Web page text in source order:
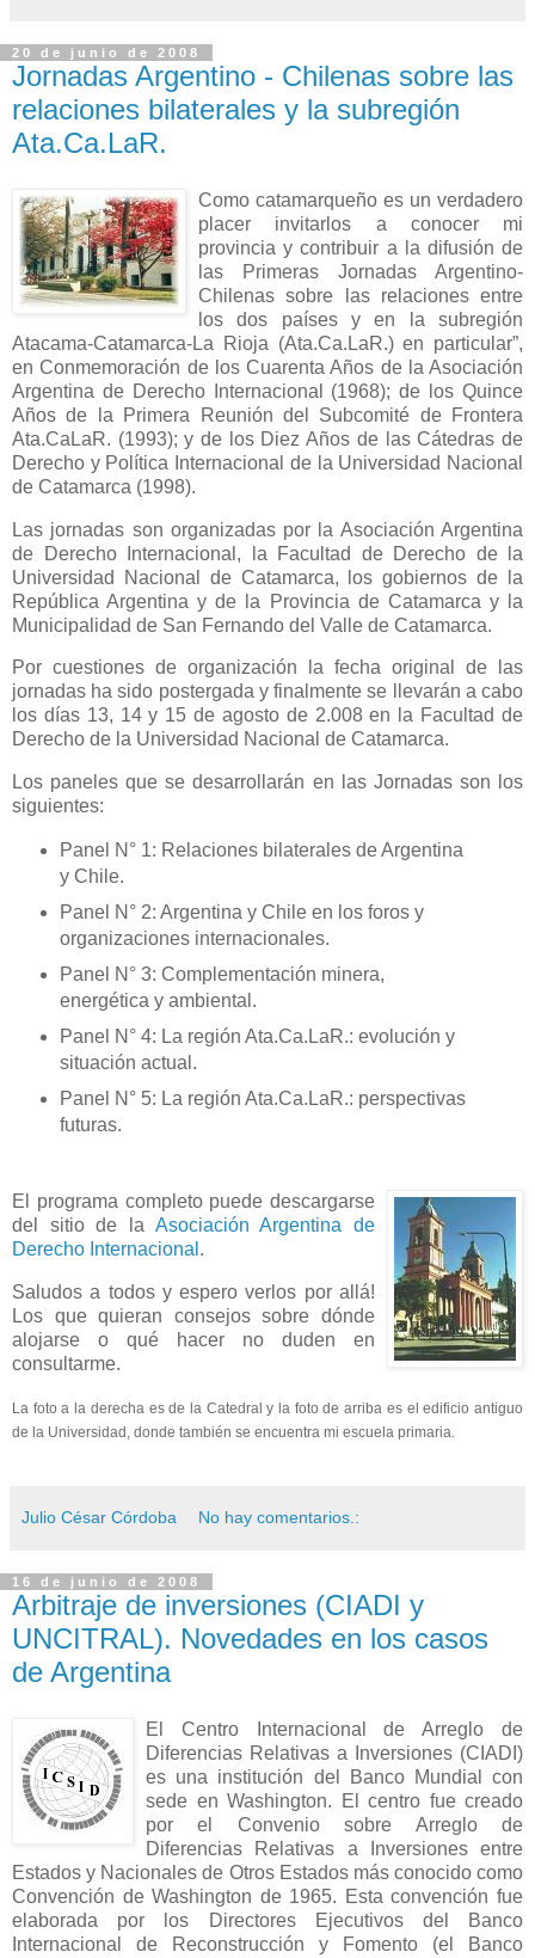
20 de junio de 2008
Jornadas Argentino - Chilenas sobre las
relaciones bilaterales y la subregión
Ata.Ca.LaR.
Como catamarqueño es un verdadero
placer invitarlos a conocer mi
provincia y contribuir a la difusión de
las Primeras Jornadas Argentino-
Chilenas sobre las relaciones entre
los dos países y en la subregión
Atacama-Catamarca-La Rioja (Ata.Ca.LaR.) en particular”,
en Conmemoración de los Cuarenta Años de la Asociación
Argentina de Derecho Internacional (1968); de los Quince
Años de
la Primera Reunión del Subcomité de Frontera
Ata.CaLaR. (1993); y de los Diez Años de las Cátedras de
Derecho y Política Internacional de la Universidad Nacional
de Catamarca (1998).
Las jornadas son organizadas por la Asociación Argentina
de Derecho Internacional,
la Facultad de Derecho de
la
Universidad Nacional
de Catamarca, los gobiernos de
la
República Argentina y de la Provincia de Catamarca y
la
Municipalidad de San Fernando del Valle de Catamarca.
Por cuestiones de organización la fecha original de las
jornadas ha sido postergada y finalmente se llevarán a cabo
los días 13, 14 y 15 de agosto de 2.008 en
la Facultad de
Derecho de la Universidad Nacional de Catamarca.
Los paneles que se desarrollarán en las Jornadas son los
siguientes:
Panel N° 1: Relaciones bilaterales de Argentina
y Chile.
Panel N° 2: Argentina y Chile en los foros y
organizaciones internacionales.
Panel N° 3: Complementación minera,
energética y ambiental.
Panel N° 4: La región Ata.Ca.LaR.: evolución y
situación actual.
Panel N° 5: La región Ata.Ca.LaR.: perspectivas
futuras.
El programa completo puede descargarse
del sitio de
la Asociación Argentina de
Derecho Internacional .
Saludos a todos y espero verlos por allá!
Los que quieran consejos sobre dónde
alojarse o qué hacer no duden en
consultarme.
La foto a la derecha es de la Catedral y la foto de arriba es el edificio antiguo
de la Universidad, donde también se encuentra mi escuela primaria.
Julio César Córdoba No hay comentarios.:
16 de junio de 2008
Arbitraje de inversiones (CIADI y
UNCITRAL). Novedades en los casos
de Argentina
El Centro Internacional de Arreglo de
Diferencias Relativas a Inversiones (CIADI)
es una institución del Banco Mundial con
sede en Washington. El centro fue creado
por el Convenio sobre Arreglo de
Diferencias Relativas a Inversiones entre
Estados y Nacionales de Otros Estados más conocido como
Convención de Washington de 1965. Esta convención fue
elaborada por los Directores Ejecutivos del Banco
Internacional de Reconstrucción y Fomento (el Banco